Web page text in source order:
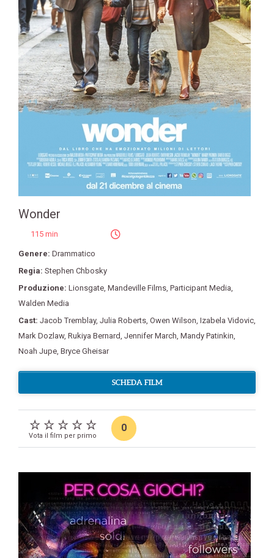
Wonder
115 min
Genere: Drammatico
Regia: Stephen Chbosky
Produzione: Lionsgate Mandeville Films Participant Media
Walden Media
Cast: Jacob Tremblay, Julia Roberts Owen Wilson Izabela Vidovic
Mark Dozlaw, Rukiya Bernard Jennifer March Mandy Patinkin
Noah Jupe Bryce Gheisar
SCHEDA FILM
Vota il film per primo
0